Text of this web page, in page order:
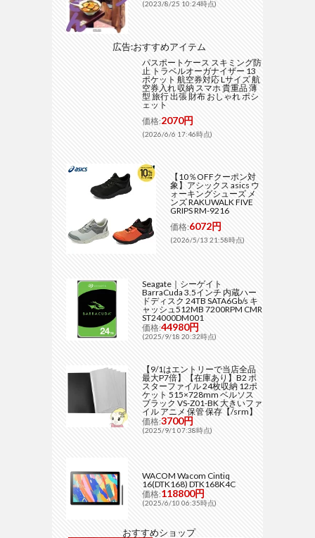
(2023/8/25 10:24時点)
広告:おすすめアイテム
パスポートケース スキミング防
止 トラベルオーガナイザー 13
ポケット 航空券対応 Lサイズ 航
空券入れ 収納 スマホ 貴重品 薄
型 旅行 出張 財布 おしゃれ ポシ
ェット
価格:2070円
(2026/6/6 17:46時点)
【10％OFFクーポン対
象】アシックス asics ウ
ォーキングシューズ メ
ンズ RAKUWALK FIVE
GRIPS RM-9216
価格:6072円
(2026/5/13 21:58時点)
Seagate｜シーゲイト
BarraCuda 3.5インチ 内蔵ハー
ドディスク 24TB SATA6Gb/s キ
ャッシュ512MB 7200RPM CMR
ST24000DM001
価格:44980円
(2025/9/18 20:32時点)
【9/1はエントリーで当店全品
最大P7倍】【在庫あり】B2 ポ
スターファイル 24枚収納 12ポ
ケット 515×728mm ベルソス
ブラック VS-Z01-BK 大きいファ
イル アニメ 保管 保存【/srm】
価格:3700円
(2025/9/1 07:38時点)
WACOM Wacom Cintiq
16(DTK168) DTK168K4C
価格:118800円
(2025/6/10 06:35時点)
おすすめショップ